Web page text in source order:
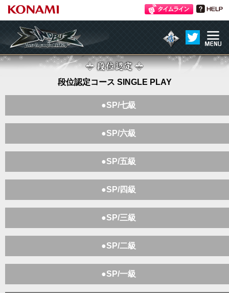
IIDX 24 SINOBUZ
NU
段位認定コース SINGLE PLAY
●SP/七級
●SP/六級
●SP/五級
●SP/四級
●SP/三級
●SP/二級
●SP/一級